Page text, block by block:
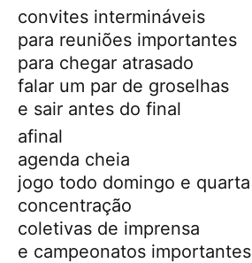
convites intermináveis
para reuniões importantes
para chegar atrasado
falar um par de groselhas
e sair antes do final
afinal
agenda cheia
jogo todo domingo e quarta
concentração
coletivas de imprensa
e campeonatos importantes